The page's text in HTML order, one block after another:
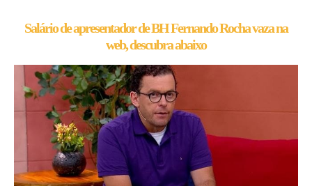
Salário de apresentador de BH Fernando Rocha vaza na
web, descubra abaixo